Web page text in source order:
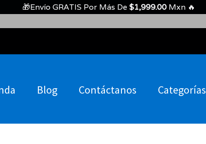
Blog Contáctanos Categorías
🎁Envío GRATIS Por Más De $1,999.00 Mxn 🔥